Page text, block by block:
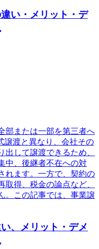
い・メリット・デ
部または一部を第三者へ
譲渡と異なり、会社その
出して譲渡できるため、
中、後継者不在への対
れます。一方で、契約の
得、税金の論点など、
。この記事では、事業譲
、メリット・デメ